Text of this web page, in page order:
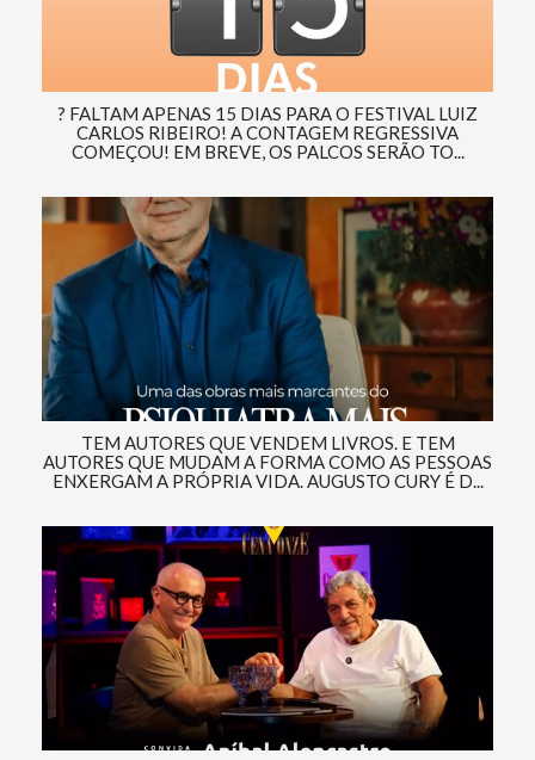
? FALTAM APENAS 15 DIAS PARA O FESTIVAL LUIZ
CARLOS RIBEIRO! A CONTAGEM REGRESSIVA
COMEÇOU! EM BREVE, OS PALCOS SERÃO TO...
TEM AUTORES QUE VENDEM LIVROS. E TEM
AUTORES QUE MUDAM A FORMA COMO AS PESSOAS
ENXERGAM A PRÓPRIA VIDA. AUGUSTO CURY É D...